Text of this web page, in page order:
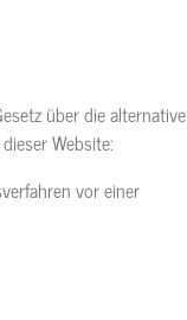
über die alternative
Website:
vor einer